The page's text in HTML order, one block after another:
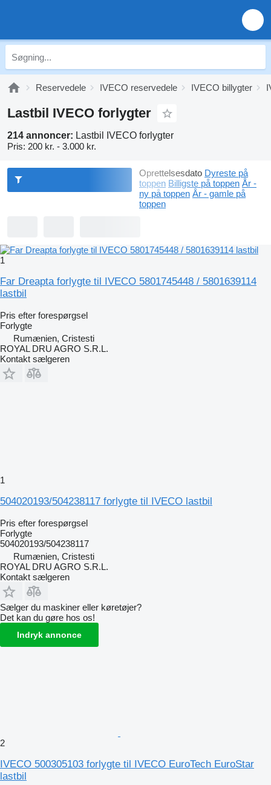
Reservedele IVECO reservedele IVECO billygter
Lastbil IVECO forlygter
214 annoncer: Lastbil IVECO forlygter
Pris: 200 kr. - 3.000 kr.
Oprettelsesdato Dyreste på
toppen Billigste på toppen År -
ny på toppen År - gamle på
toppen
1
Far Dreapta forlygte til IVECO 5801745448 / 5801639114
lastbil
Pris efter forespørgsel
Forlygte
Rumænien, Cristesti
ROYAL DRU AGRO S.R.L.
Kontakt sælgeren
1
504020193/504238117 forlygte til IVECO lastbil
Pris efter forespørgsel
Forlygte
504020193/504238117
Rumænien, Cristesti
ROYAL DRU AGRO S.R.L.
Kontakt sælgeren
Sælger du maskiner eller køretøjer?
Det kan du gøre hos os!
Indryk annonce
2
IVECO 500305103 forlygte til IVECO EuroTech EuroStar
lastbil